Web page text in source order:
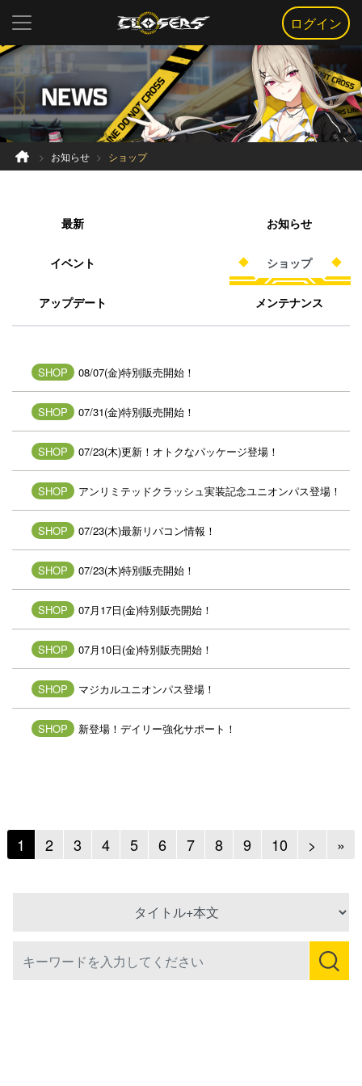
ログイン
お知らせ ショップ
最新 お知らせ
イベント ショップ
アップデート メンテナンス
SHOP 08/07(金)特別販売開始！
SHOP 07/31(金)特別販売開始！
SHOP 07/23(木)更新！オトクなパッケージ登場！
SHOP アンリミテッドクラッシュ実装記念ユニオンパス登場！
SHOP 07/23(木)最新リバコン情報！
SHOP 07/23(木)特別販売開始！
SHOP 07月17日(金)特別販売開始！
SHOP 07月10日(金)特別販売開始！
SHOP マジカルユニオンパス登場！
SHOP 新登場！デイリー強化サポート！
1 2 3 4 5 6 7 8 9 10 > Next
»